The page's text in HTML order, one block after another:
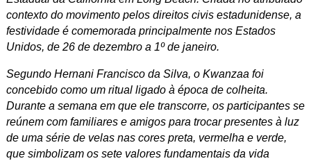
contexto do movimento pelos direitos civis estadunidense, a
festividade é comemorada principalmente nos Estados
Unidos, de 26 de dezembro a 1º de janeiro.
Segundo Hernani Francisco da Silva, o Kwanzaa foi
concebido como um ritual ligado à época de colheita.
Durante a semana em que ele transcorre, os participantes se
reúnem com familiares e amigos para trocar presentes à luz
de uma série de velas nas cores preta, vermelha e verde,
que simbolizam os sete valores fundamentais da vida